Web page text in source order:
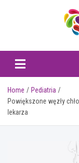
Home
Pediatria
Powiększone węzły
lekarza